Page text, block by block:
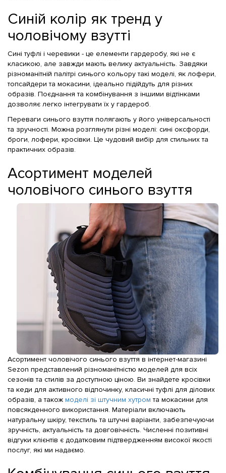
Синій колір як тренд у
чоловічому взутті
Сині туфлі і черевики - це елементи гардеробу, які не є
класикою, але завжди мають велику актуальність. Завдяки
різноманітній палітрі синього кольору такі моделі, як лофери,
топсайдери та мокасини, ідеально підійдуть для різних
образів. Поєднання та комбінування з іншими відтінками
дозволяє легко інтегрувати їх у гардероб.
Переваги синього взуття полягають у його універсальності
та зручності. Можна розглянути різні моделі: сині оксфорди,
броги, лофери, кросівки. Це чудовий вибір для стильних та
практичних образів.
Асортимент моделей
чоловічого синього взуття
Асортимент чоловічого синього взуття в інтернет-магазині
Sezon представлений різноманітністю моделей для всіх
сезонів та стилів за доступною ціною. Ви знайдете кросівки
та кеди для активного відпочинку, класичні туфлі для ділових
образів, а також моделі зі штучним хутром та мокасини для
повсякденного використання. Матеріали включають
натуральну шкіру, текстиль та штучні варіанти, забезпечуючи
зручність, актуальність та довговічність. Численні позитивні
відгуки клієнтів є додатковим підтвердженням високої якості
послуг, які ми надаємо.